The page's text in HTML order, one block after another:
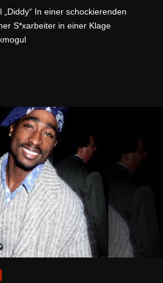
In einer schockierenden
S*xarbeiter in einer Klage